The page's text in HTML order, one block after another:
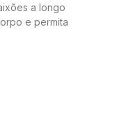
a longo
e permita